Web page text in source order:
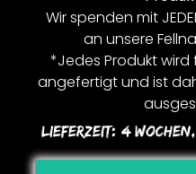
Wir spenden mit
an unsere
*Jedes Produkt wird
angefertigt und ist
Lieferzeit: 4